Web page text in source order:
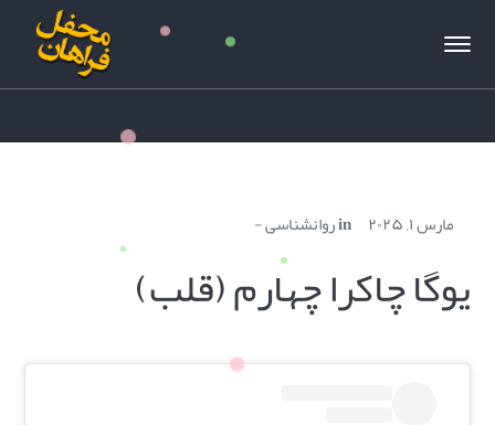
مارس ۱, ۲۰۲۵ inروانشناسی
یوگا چاکرا چهارم (قلب)